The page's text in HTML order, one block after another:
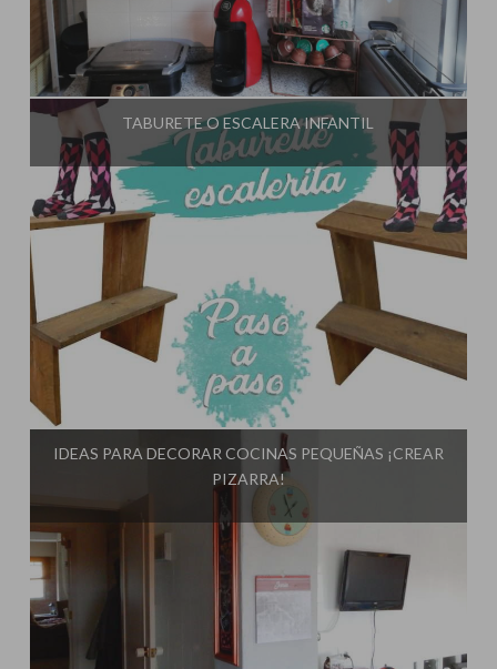
Influencer:El Taller de Ire
TABURETE O ESCALERA INFANTIL
Influencer: El Taller de Ire
IDEAS PARA DECORAR COCINAS PEQUEÑAS ¡CREAR
PIZARRA!